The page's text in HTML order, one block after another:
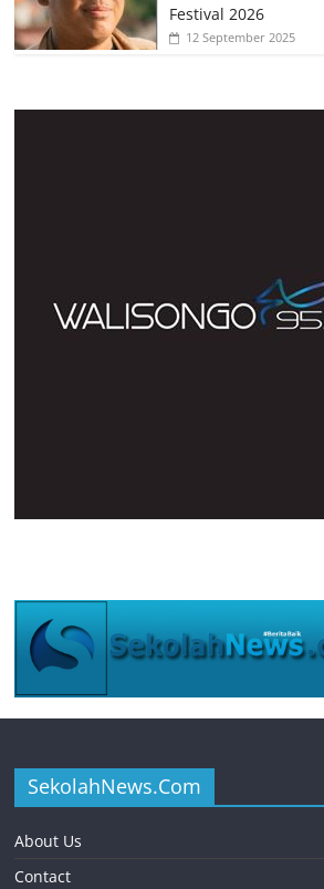
Festival 2026
12 September 2025
SekolahNews.Com
About Us
Contact